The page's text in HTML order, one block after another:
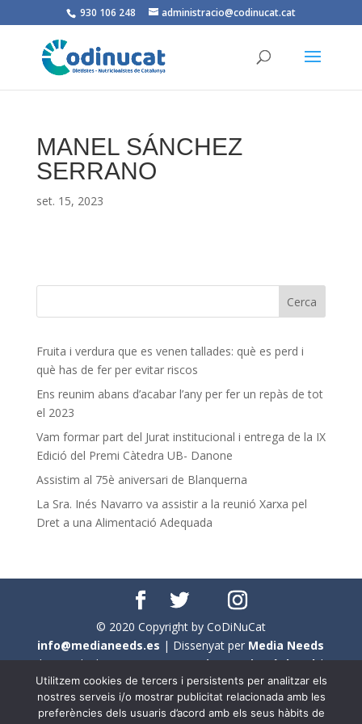
930 106 248 administracio@codinucat.cat
MANEL SÁNCHEZ
SERRANO
set. 15, 2023
Fruita i verdura que es venen tallades: què es perd i
què has de fer per evitar riscos
Ens reunim abans d’acabar l’any per fer un repàs de tot
el 2023
Vam formar part del Jurat institucional i entrega de la IX
Edició del Premi Càtedra UB- Danone
Assistim al 75è aniversari de Blanquerna
La Sra. Inés Navarro va assistir a la reunió Xarxa pel
Dret a una Alimentació Adequada
© 2020 Copyright by CoDiNuCat
info@medianeeds.es | Dissenyat per Media Needs
| Tots els drets reservats aCoDiNuCat |Avís legal|
Avís per cookies
En aquest web s'ha tingut en compte l'ús no sexista del
Utilitzem cookies de tercers i persistents per analitzar els
nostres serveis i/o mostrar publicitat relacionada amb les
preferències dels usuaris d’acord amb els seus hàbits de